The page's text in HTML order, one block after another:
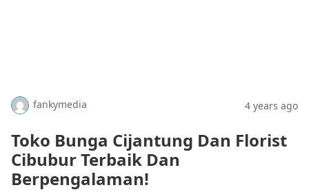
fankymedia 4 years ago
Toko Bunga Cijantung Dan Florist
Cibubur Terbaik Dan
Berpengalaman!